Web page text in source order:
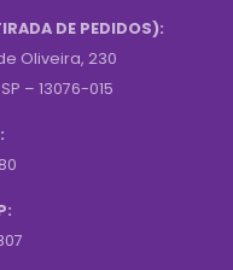
DE PEDIDOS):
Oliveira, 230
– 13076-015